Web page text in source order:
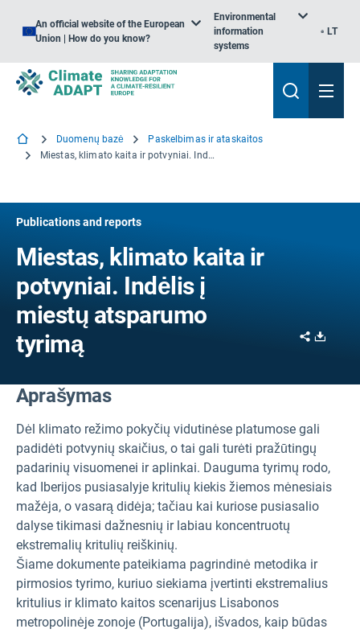
An official website of the European
Union | How do you know?
Environmental
information
systems
LT
Duomenų bazė
Paskelbimas ir ataskaitos
Miestas, klimato kaita ir potvyniai. Indėlis į miestų atsparumo tyrimą
Publications and reports
Miestas, klimato kaita ir
potvyniai. Indėlis į
miestų atsparumo
tyrimą
Share
Aprašymas
Dėl klimato režimo pokyčių vidutinėse platumose gali
padidėti potvynių skaičius, o tai gali turėti pražūtingų
padarinių visuomenei ir aplinkai. Dauguma tyrimų rodo,
kad Iberijos pusiasalyje kritulių kiekis žiemos mėnesiais
mažėja, o vasarą didėja; tačiau kai kuriose pusiasalio
dalyse tikimasi dažnesnių ir labiau koncentruotų
ekstremalių kritulių reiškinių.
Šiame dokumente pateikiama pagrindinė metodika ir
pirmosios tyrimo, kuriuo siekiama įvertinti ekstremalius
kritulius ir klimato kaitos scenarijus Lisabonos
metropolinėje zonoje (Portugalija), išvados, kaip būdas